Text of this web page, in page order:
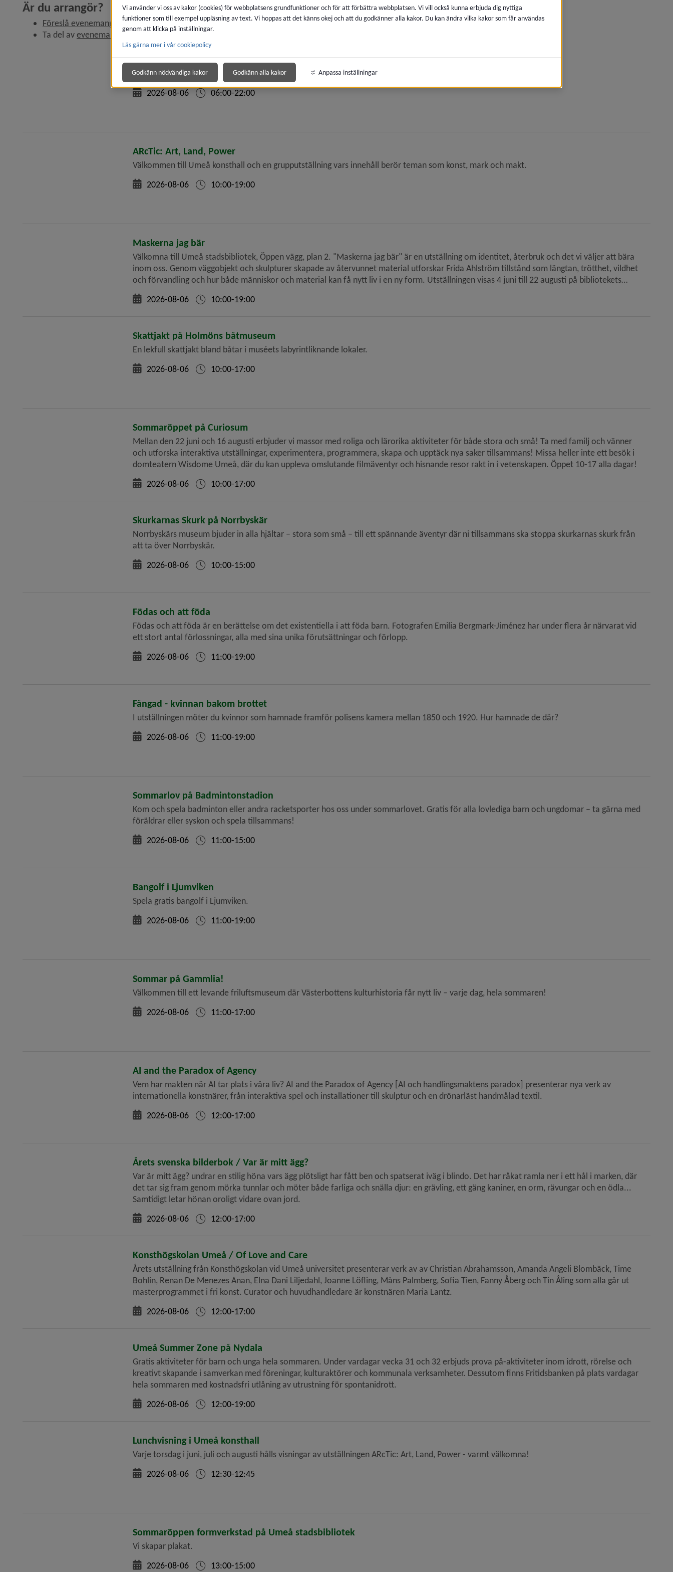
Är du arrangör?
Föreslå evenemang Länk till annan webbplats, öppnas i nytt fönster.
, läs om att bidra till kalendernLänk till annan webbplats, öppnas i nytt fönster.
och villkor för evenemangLänk till annan webbplats, öppnas i nytt fönster.
.
Ta del av evenemangsguide och kontakta evenemangslots för att få stöd.
Tipsrunda och fjärilsjakt på Tegsbiblioteket
Gå en tipsrunda och leta fjärilar på biblioteket i sommar!
2026-08-06
06:00-22:00
ARcTic: Art, Land, Power
Välkommen till Umeå konsthall och en grupputställning vars innehåll berör teman som konst, mark och makt.
2026-08-06
10:00-19:00
Maskerna jag bär
Välkomna till Umeå stadsbibliotek, Öppen vägg, plan 2. "Maskerna jag bär" är en utställning om identitet, återbruk och det vi väljer att bära
inom oss. Genom väggobjekt och skulpturer skapade av återvunnet material utforskar Frida Ahlström tillstånd som längtan, trötthet, vildhet
och förvandling och hur både människor och material kan få nytt liv i en ny form. Utställningen visas 4 juni till 22 augusti på bibliotekets
ordinarie öppettider.
2026-08-06 10:00-19:00
Skattjakt på Holmöns båtmuseum
En lekfull skattjakt bland båtar i muséets labyrintliknande lokaler.
2026-08-06
10:00-17:00
Sommaröppet på Curiosum
Mellan den 22 juni och 16 augusti erbjuder vi massor med roliga och lärorika aktiviteter för både stora och små! Ta med familj och vänner
och utforska interaktiva utställningar, experimentera, programmera, skapa och upptäck nya saker tillsammans! Missa heller inte ett besök i
domteatern Wisdome Umeå, där du kan uppleva omslutande filmäventyr och hisnande resor rakt in i vetenskapen. Öppet 10-17 alla dagar!
2026-08-06
10:00-17:00
Skurkarnas Skurk på Norrbyskär
Norrbyskärs museum bjuder in alla hjältar – stora som små – till ett spännande äventyr där ni tillsammans ska stoppa skurkarnas skurk från
att ta över Norrbyskär.
2026-08-06
10:00-15:00
Födas och att föda
Födas och att föda är en berättelse om det existentiella i att föda barn. Fotografen Emilia Bergmark-Jiménez har under flera år närvarat vid
ett stort antal förlossningar, alla med sina unika förutsättningar och förlopp.
2026-08-06
11:00-19:00
Fångad - kvinnan bakom brottet
I utställningen möter du kvinnor som hamnade framför polisens kamera mellan 1850 och 1920. Hur hamnade de där?
2026-08-06
11:00-19:00
Sommarlov på Badmintonstadion
Kom och spela badminton eller andra racketsporter hos oss under sommarlovet. Gratis för alla lovlediga barn och ungdomar – ta gärna med
föräldrar eller syskon och spela tillsammans!
2026-08-06
11:00-15:00
Bangolf i Ljumviken
Spela gratis bangolf i Ljumviken.
2026-08-06
11:00-19:00
Sommar på Gammlia!
Välkommen till ett levande friluftsmuseum där Västerbottens kulturhistoria får nytt liv – varje dag, hela sommaren!
2026-08-06
11:00-17:00
AI and the Paradox of Agency
Vem har makten när AI tar plats i våra liv? AI and the Paradox of Agency [AI och handlingsmaktens paradox] presenterar nya verk av
internationella konstnärer, från interaktiva spel och installationer till skulptur och en drönarläst handmålad textil.
2026-08-06
12:00-17:00
Årets svenska bilderbok / Var är mitt ägg?
Var är mitt ägg? undrar en stilig höna vars ägg plötsligt har fått ben och spatserat iväg i blindo. Det har råkat ramla ner i ett hål i marken, där
det tar sig fram genom mörka tunnlar och möter både farliga och snälla djur: en grävling, ett gäng kaniner, en orm, rävungar och en ödla...
Samtidigt letar hönan oroligt vidare ovan jord.
2026-08-06
12:00-17:00
Konsthögskolan Umeå / Of Love and Care
Årets utställning från Konsthögskolan vid Umeå universitet presenterar verk av av Christian Abrahamsson, Amanda Angeli Blombäck, Time
Bohlin, Renan De Menezes Anan, Elna Dani Liljedahl, Joanne Löfling, Måns Palmberg, Sofia Tien, Fanny Åberg och Tin Åling som alla går ut
masterprogrammet i fri konst. Curator och huvudhandledare är konstnären Maria Lantz.
2026-08-06
12:00-17:00
Umeå Summer Zone på Nydala
Gratis aktiviteter för barn och unga hela sommaren. Under vardagar vecka 31 och 32 erbjuds prova på-aktiviteter inom idrott, rörelse och
kreativt skapande i samverkan med föreningar, kulturaktörer och kommunala verksamheter. Dessutom finns Fritidsbanken på plats vardagar
hela sommaren med kostnadsfri utlåning av utrustning för spontanidrott.
2026-08-06
12:00-19:00
Lunchvisning i Umeå konsthall
Varje torsdag i juni, juli och augusti hålls visningar av utställningen ARcTic: Art, Land, Power - varmt välkomna!
2026-08-06
12:30-12:45
Sommaröppen formverkstad på Umeå stadsbibliotek
Vi skapar plakat.
2026-08-06
13:00-15:00
Vi använder vi oss av kakor (cookies) för webbplatsens grundfunktioner och för att förbättra webbplatsen. Vi vill också kunna erbjuda dig nyttiga
funktioner som till exempel uppläsning av text. Vi hoppas att det känns okej och att du godkänner alla kakor. Du kan ändra vilka kakor som får användas
genom att klicka på inställningar.
Läs gärna mer i vår cookiepolicy
Godkänn nödvändiga kakor Godkänn alla kakor Anpassa inställningar